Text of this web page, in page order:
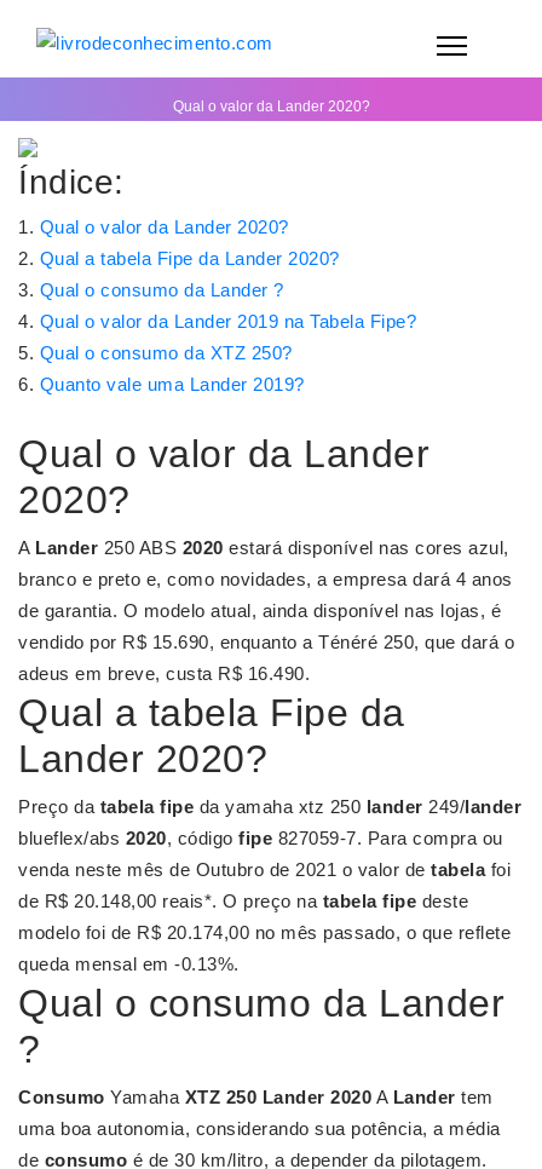
Qual o valor da Lander 2020?
Índice:
Qual o valor da Lander 2020?
Qual a tabela Fipe da Lander 2020?
Qual o consumo da Lander ?
Qual o valor da Lander 2019 na Tabela Fipe?
Qual o consumo da XTZ 250?
Quanto vale uma Lander 2019?
Qual o valor da Lander
2020?
A Lander 250 ABS 2020 estará disponível nas cores azul,
branco e preto e, como novidades, a empresa dará 4 anos
de garantia. O modelo atual, ainda disponível nas lojas, é
vendido por R$ 15.690, enquanto a Ténéré 250, que dará o
adeus em breve, custa R$ 16.490.
Qual a tabela Fipe da
Lander 2020?
Preço da tabela fipe da yamaha xtz 250 lander 249/lander
blueflex/abs 2020, código fipe 827059-7. Para compra ou
venda neste mês de Outubro de 2021 o valor de tabelafoi
de R$ 20.148,00 reais*. O preço na tabela fipe deste
modelo foi de R$ 20.174,00 no mês passado, o que reflete
queda mensal em -0.13%.
Qual o consumo da Lander
?
Consumo Yamaha XTZ 250 Lander 2020 A Lander tem
uma boa autonomia, considerando sua potência, a média
de consumo é de 30 km/litro, a depender da pilotagem.